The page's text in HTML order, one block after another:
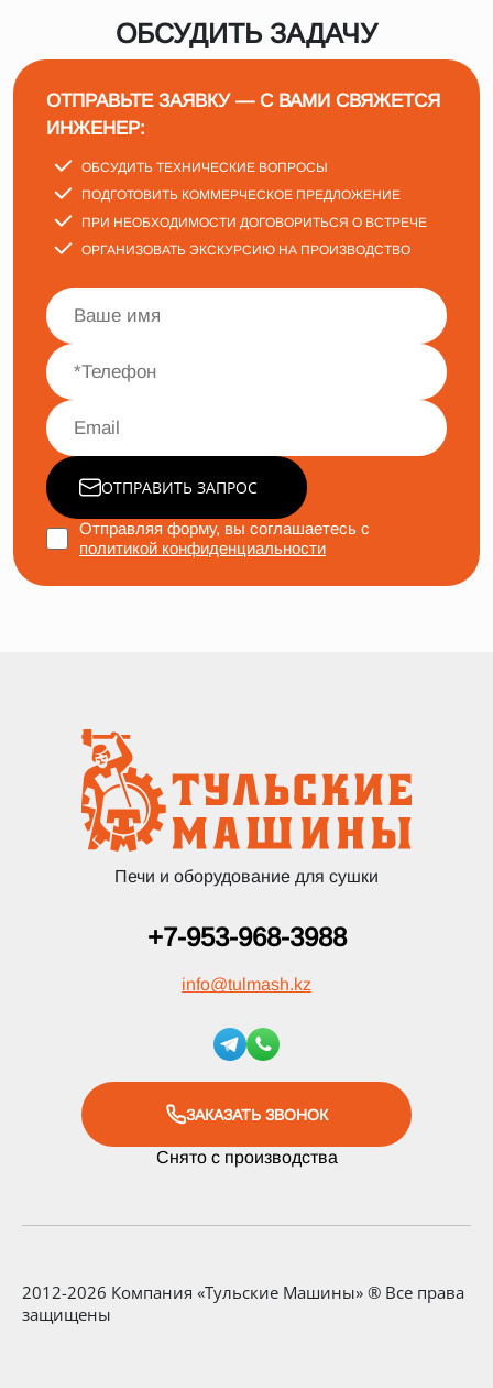
ОБСУДИТЬ ЗАДАЧУ
ОТПРАВЬТЕ ЗАЯВКУ — С ВАМИ СВЯЖЕТСЯ
ИНЖЕНЕР:
ОБСУДИТЬ ТЕХНИЧЕСКИЕ ВОПРОСЫ
ПОДГОТОВИТЬ КОММЕРЧЕСКОЕ ПРЕДЛОЖЕНИЕ
ПРИ НЕОБХОДИМОСТИ ДОГОВОРИТЬСЯ О ВСТРЕЧЕ
ОРГАНИЗОВАТЬ ЭКСКУРСИЮ НА ПРОИЗВОДСТВО
ОТПРАВИТЬ ЗАПРОС
Отправляя форму, вы соглашаетесь с
политикой конфиденциальности
Печи и оборудование для сушки
+7-953-968-3988
info@tulmash.kz
ЗАКАЗАТЬ ЗВОНОК
Снято с производства
2012-2026 Компания «Тульские Машины» ® Все права
защищены